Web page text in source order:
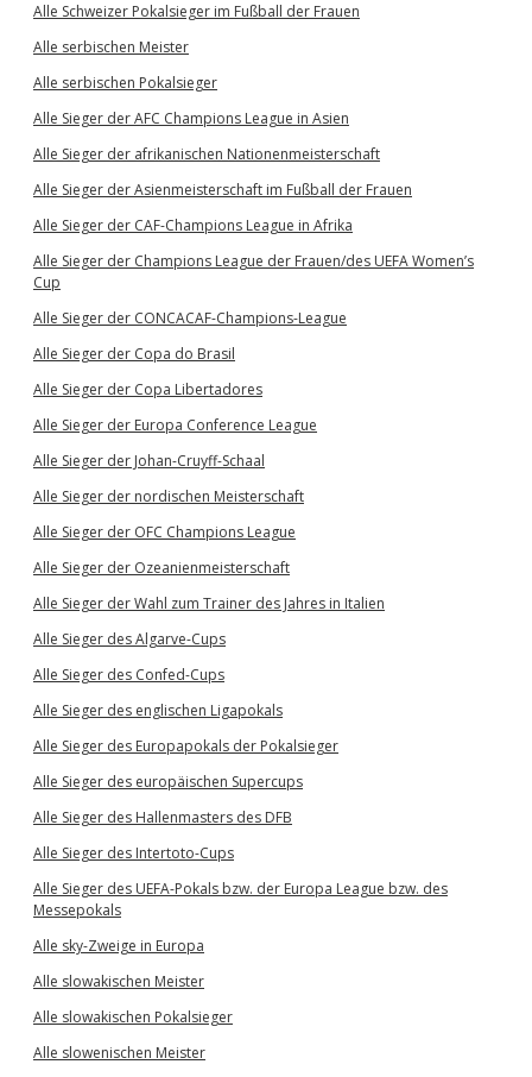
Alle Schweizer Pokalsieger im Fußball der Frauen
Alle serbischen Meister
Alle serbischen Pokalsieger
Alle Sieger der AFC Champions League in Asien
Alle Sieger der afrikanischen Nationenmeisterschaft
Alle Sieger der Asienmeisterschaft im Fußball der Frauen
Alle Sieger der CAF-Champions League in Afrika
Alle Sieger der Champions League der Frauen/des UEFA Women’s
Cup
Alle Sieger der CONCACAF-Champions-League
Alle Sieger der Copa do Brasil
Alle Sieger der Copa Libertadores
Alle Sieger der Europa Conference League
Alle Sieger der Johan-Cruyff-Schaal
Alle Sieger der nordischen Meisterschaft
Alle Sieger der OFC Champions League
Alle Sieger der Ozeanienmeisterschaft
Alle Sieger der Wahl zum Trainer des Jahres in Italien
Alle Sieger des Algarve-Cups
Alle Sieger des Confed-Cups
Alle Sieger des englischen Ligapokals
Alle Sieger des Europapokals der Pokalsieger
Alle Sieger des europäischen Supercups
Alle Sieger des Hallenmasters des DFB
Alle Sieger des Intertoto-Cups
Alle Sieger des UEFA-Pokals bzw. der Europa League bzw. des
Messepokals
Alle sky-Zweige in Europa
Alle slowakischen Meister
Alle slowakischen Pokalsieger
Alle slowenischen Meister